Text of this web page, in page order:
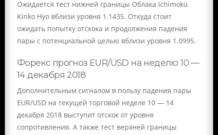
Ожидается тест нижней границы Облака Ichimoku
Kinko Hyo вблизи уровня 1.1435. Откуда стоит
ожидать попытку отскока и продолжения падения
пары с потенциальной целью вблизи уровня 1.0995.
Форекс прогноз EUR/USD на неделю 10 —
14 декабря 2018
Дополнительным сигналом в пользу падения пары
EUR/USD на текущей торговой неделе 10 — 14
декабря 2018 выступит отскок от уровня
сопротивления. А также тест верхней границы